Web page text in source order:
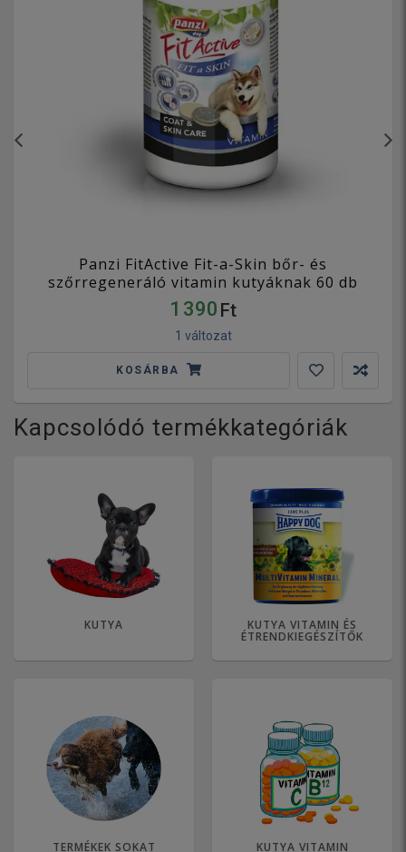
Panzi FitActive Fit-a-Skin bőr- és
szőrregeneráló vitamin kutyáknak 60 db
1 390 Ft
1 változat
KOSÁRBA
Kapcsolódó termékkategóriák
KUTYA KUTYA VITAMIN ÉS
ÉTRENDKIEGÉSZÍTŐK
TERMÉKEK SOKAT KUTYA VITAMIN